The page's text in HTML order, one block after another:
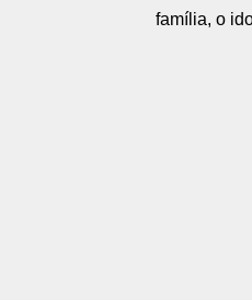
família, o